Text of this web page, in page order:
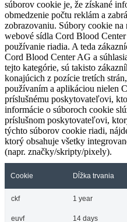
súborov cookie je, že získané
obmedzenie počtu reklám a
zobrazovaniu. Súbory cookie
webové sídla Cord Blood
používanie riadia. A teda
Cord Blood Center AG a
tejto kategórie, sú takisto
konajúcich z pozície tretích
používaním a aplikáciou nielen
príslušnému poskytovateľovi,
informácie o súboroch cookie
príslušnom poskytovateľovi,
týchto súborov cookie riadi,
ktorý obsahuje všetky
(napr. značky/skripty/pixely).
Cookie Dĺžka trvania
ckf 1 year
euvf 14 days